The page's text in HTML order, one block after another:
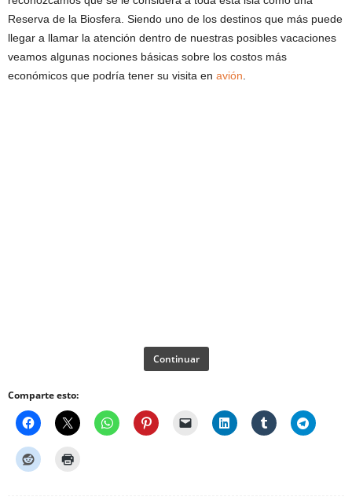
Reserva de la Biosfera. Siendo uno de los destinos que más puede
llegar a llamar la atención dentro de nuestras posibles vacaciones
veamos algunas nociones básicas sobre los costos más
económicos que podría tener su visita en avión
Continuar
Comparte esto: